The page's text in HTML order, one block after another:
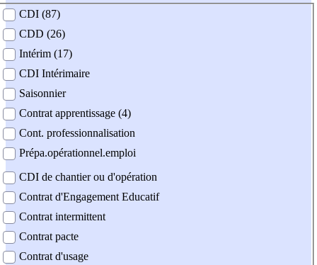
contrat
CDI (87)
CDD (26)
Intérim (17)
CDI Intérimaire
Saisonnier
Contrat apprentissage (4)
Cont. professionnalisation
Prépa.opérationnel.emploi
CDI de chantier ou d'opération
Contrat d'Engagement Educatif
Contrat intermittent
Contrat pacte
Contrat d'usage